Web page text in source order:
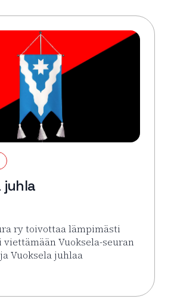
juhla
ry toivottaa lämpimästi
Vuoksela-seuran
Vuoksela juhlaa